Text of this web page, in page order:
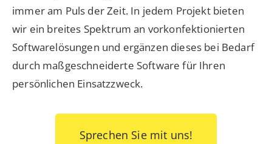
immer am Puls der Zeit. In jedem Projekt bieten
wir ein breites Spektrum an vorkonfektionierten
Softwarelösungen und ergänzen dieses bei Bedarf
durch maßgeschneiderte Software für Ihren
persönlichen Einsatzzweck.
Sprechen Sie mit uns!